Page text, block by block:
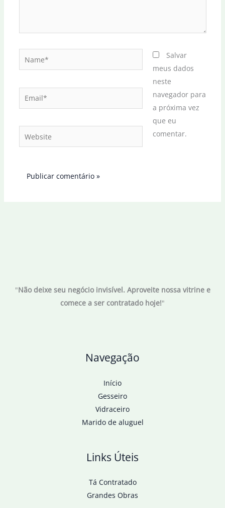
Email*
Website
Salvar
meus dados
neste
navegador para
a próxima vez
que eu
comentar.
"Não deixe seu negócio invisível. Aproveite nossa vitrine e
comece a ser contratado hoje!"
Navegação
Início
Gesseiro
Vidraceiro
Marido de aluguel
Links Úteis
Tá Contratado
Grandes Obras